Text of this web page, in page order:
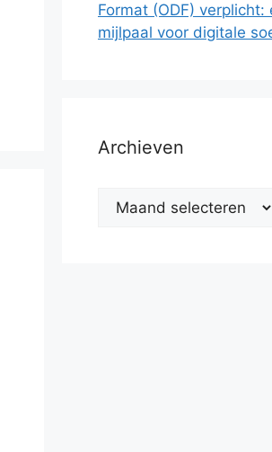
Format (ODF) verplicht:
mijlpaal voor digitale
Archieven
Archieven